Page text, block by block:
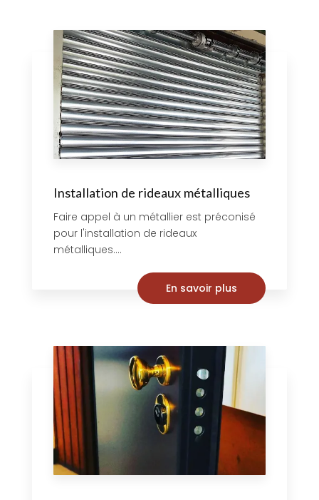
Installation de rideaux métalliques
Faire appel à un métallier est préconisé
pour l'installation de rideaux
métalliques....
En savoir plus